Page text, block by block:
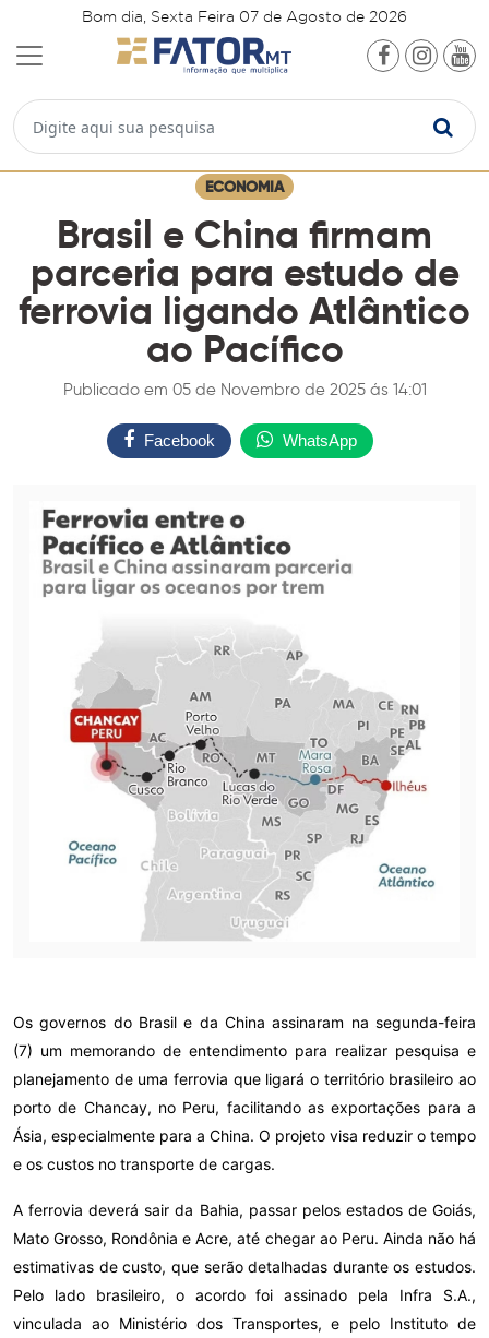
Bom dia, Sexta Feira 07 de Agosto de 2026
ECONOMIA
Brasil e China firmam
parceria para estudo de
ferrovia ligando Atlântico
ao Pacífico
Publicado em 05 de Novembro de 2025 ás 14:01
Facebook WhatsApp
Os governos do Brasil e da China assinaram na segunda-feira
(7) um memorando de entendimento para realizar pesquisa e
planejamento de uma ferrovia que ligará o território brasileiro ao
porto de Chancay, no Peru, facilitando as exportações para a
Ásia, especialmente para a China. O projeto visa reduzir o tempo
e os custos no transporte de cargas.
A ferrovia deverá sair da Bahia, passar pelos estados de Goiás,
Mato Grosso, Rondônia e Acre, até chegar ao Peru. Ainda não há
estimativas de custo, que serão detalhadas durante os estudos.
Pelo lado brasileiro, o acordo foi assinado pela Infra S.A.,
vinculada ao Ministério dos Transportes, e pelo Instituto de